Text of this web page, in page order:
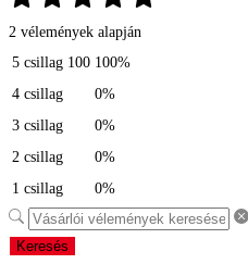
2 vélemények alapján
5 csillag 100 100%
4 csillag
0%
3 csillag
0%
2 csillag
0%
1 csillag
0%
Keresés